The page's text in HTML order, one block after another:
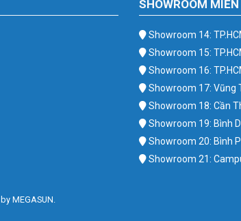
SHOWROOM
Showroom 14:
Showroom 15:
Showroom 16:
Showroom 17: Vũng
Showroom 18: Cần
Showroom 19: Bình
Showroom 20: Bình
Showroom 21:
MEGASUN.